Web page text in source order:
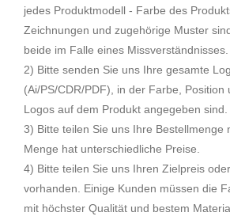
jedes Produktmodell - Farbe des
Zeichnungen und zugehörige Muster
beide im Falle eines Missverständnisses.
2) Bitte senden Sie uns Ihre gesamte
(Ai/PS/CDR/PDF), in der Farbe, Position
Logos auf dem Produkt angegeben sind.
3) Bitte teilen Sie uns Ihre Bestellmenge
Menge hat unterschiedliche Preise.
4) Bitte teilen Sie uns Ihren Zielpreis
vorhanden. Einige Kunden müssen die
mit höchster Qualität und bestem